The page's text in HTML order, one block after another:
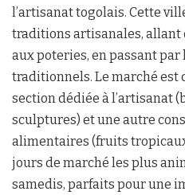
l’artisanat togolais. Cette
traditions artisanales, allant
aux poteries, en passant
traditionnels. Le marché est
section dédiée à l’artisanat
sculptures) et une autre
alimentaires (fruits
jours de marché les plus
samedis, parfaits pour une